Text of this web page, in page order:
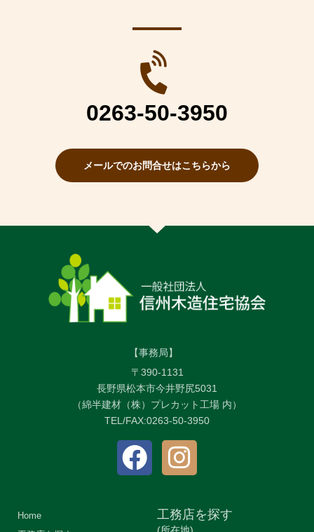
0263-50-3950
メールでのお問合せはこちらから
【事務局】
〒390-1131
長野県松本市今井野尻5031
（綿半建材（株）プレカット工場 内）
TEL/FAX:0263-50-3950
Home
工務店を探す